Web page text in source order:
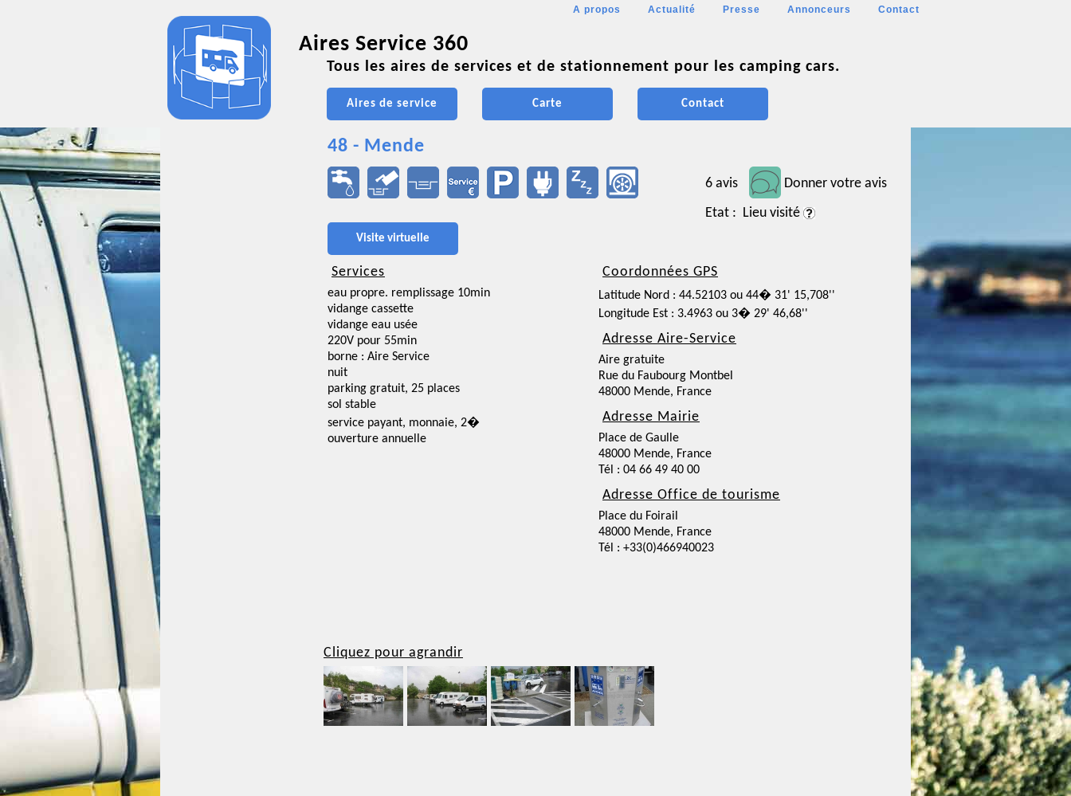
A propos Actualité Presse Annonceurs Contact
Aires Service 360
Tous les aires de services et de stationnement pour les camping cars.
Aires de service Carte Contact
48 - Mende
6 avis
Donner votre avis
Etat : Lieu visité
Visite virtuelle
Services
eau propre. remplissage 10min
vidange cassette
vidange eau usée
220V pour 55min
borne : Aire Service
nuit
parking gratuit, 25 places
sol stable
service payant, monnaie, 2�
ouverture annuelle
Coordonnées GPS
Latitude Nord : 44.52103 ou 44� 31' 15,708''
Longitude Est : 3.4963 ou 3� 29' 46,68''
Adresse Aire-Service
Aire gratuite
Rue du Faubourg Montbel
48000 Mende, France
Adresse Mairie
Place de Gaulle
48000 Mende, France
Tél : 04 66 49 40 00
Adresse Office de tourisme
Place du Foirail
48000 Mende, France
Tél : +33(0)466940023
Cliquez pour agrandir